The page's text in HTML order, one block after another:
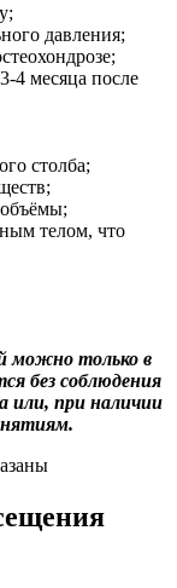
давления;
4 месяца после
столба;
телом, что
можно только в
без соблюдения
или, при наличии